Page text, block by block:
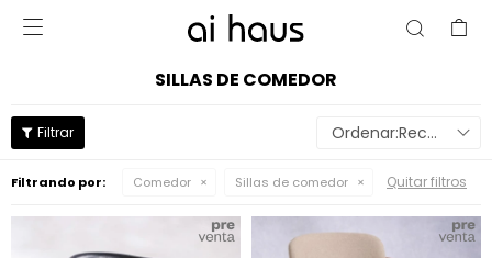

SILLAS DE COMEDOR
Recomendados
Filtrando por: Comedor Sillas de comedor Quitar filtros